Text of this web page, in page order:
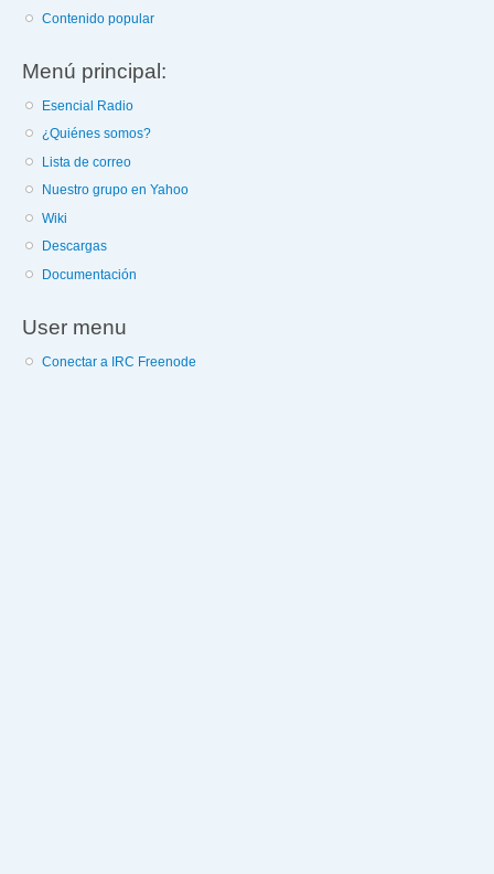
Contenido popular
Menú principal:
Esencial Radio
¿Quiénes somos?
Lista de correo
Nuestro grupo en Yahoo
Wiki
Descargas
Documentación
User menu
Conectar a IRC Freenode